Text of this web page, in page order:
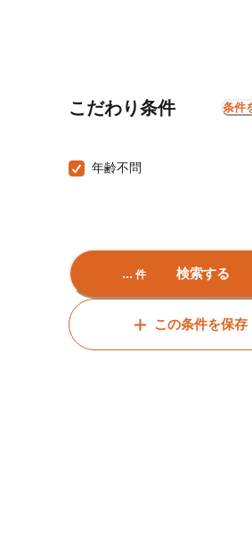
こだわり条件 条件
年齢不問
... 件 検索する
この条件を保存